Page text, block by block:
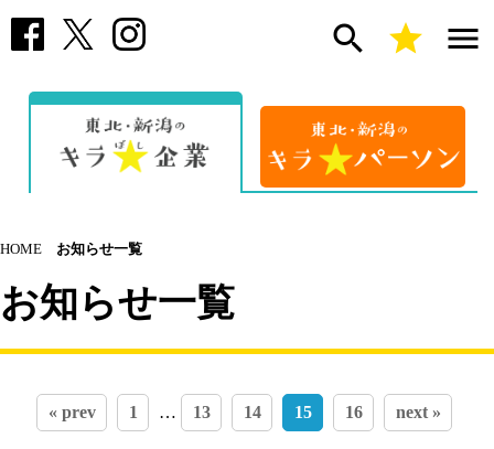
search star menu
HOME お知らせ一覧
お知らせ一覧
« prev 1 … 13 14 15 16 next »